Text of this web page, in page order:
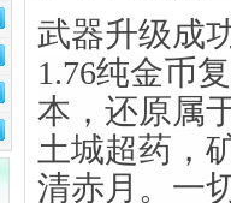
武器升级成
1.76纯金币
本，还原属
土城超药，
清赤月。一